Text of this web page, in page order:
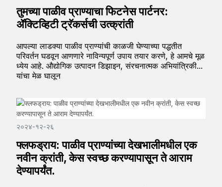
तुमच्या पाळीव प्राण्याचा फिटनेस पार्टनर:
ॲक्टिव्हिटी ट्रॅकर्सची उत्क्रांती
आपल्या लाडक्या पाळीव प्राण्यांची काळजी घेण्याच्या पद्धतीत
परिवर्तन घडवून आणणारे नाविन्यपूर्ण उपाय तयार करणे, हे आमचे मूळ
ध्येय आहे. औद्योगिक उत्पादन डिझाइन, संरचनात्मक अभियांत्रिकी...
यांचा मेळ घालून
२०२४-१२-२६
फ्लफड्राय: पाळीव प्राण्यांच्या देखभालीमधील एक
नवीन क्रांती, केस स्वच्छ करण्यापासून ते आराम
देण्यापर्यंत.